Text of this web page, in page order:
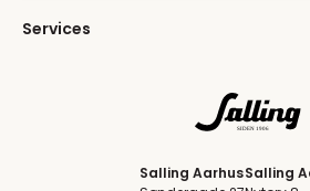
Services
Salling AarhusSalling